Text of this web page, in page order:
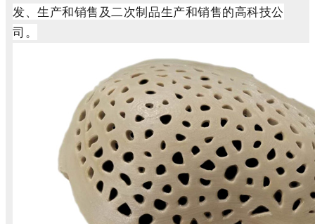
发、生产和销售及二次制品生产和销售的高科技公
司。